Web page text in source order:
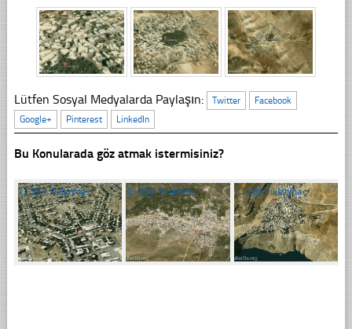
Lütfen Sosyal Medyalarda Paylaşın: Twitter
Facebook
Google+
Pinterest LinkedIn
Bu Konularada göz atmak istermisiniz?
☐351 Tıklanma ☐356 Tıklanma ☐286 Tıklanma